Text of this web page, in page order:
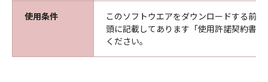
て甲に損害を生ぜしめた場合には、乙は賠償の
責に任ずるものとします。
使用条件
このソフトウエアをダウンロードする前
頭に記載してあります「使用許諾契約書
ください。